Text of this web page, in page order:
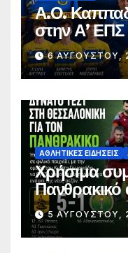
Α.Ο.
στην Α’
φιλοδοξίες,
επένδυση
6 ΑΥΓΟΎΣΤΟΥ,
ΑΘΛΗΤΙΚΈΣ ΕΙΔΉΣΕΙΣ
Χρήσιμα
Πανθρακικό
5 ΑΥΓΟΎΣΤΟΥ,